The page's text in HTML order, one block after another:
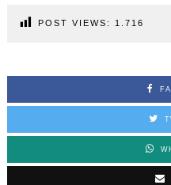
POST VIEWS: 1.716